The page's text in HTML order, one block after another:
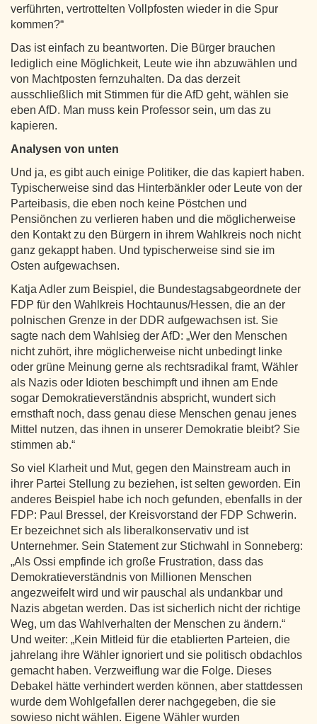
verführten, vertrottelten Vollpfosten wieder in die Spur
kommen?“
Das ist einfach zu beantworten. Die Bürger brauchen
lediglich eine Möglichkeit, Leute wie ihn abzuwählen und
von Machtposten fernzuhalten. Da das derzeit
ausschließlich mit Stimmen für die AfD geht, wählen sie
eben AfD. Man muss kein Professor sein, um das zu
kapieren.
Analysen von unten
Und ja, es gibt auch einige Politiker, die das kapiert haben.
Typischerweise sind das Hinterbänkler oder Leute von der
Parteibasis, die eben noch keine Pöstchen und
Pensiönchen zu verlieren haben und die möglicherweise
den Kontakt zu den Bürgern in ihrem Wahlkreis noch nicht
ganz gekappt haben. Und typischerweise sind sie im
Osten aufgewachsen.
Katja Adler zum Beispiel, die Bundestagsabgeordnete der
FDP für den Wahlkreis Hochtaunus/Hessen, die an der
polnischen Grenze in der DDR aufgewachsen ist. Sie
sagte nach dem Wahlsieg der AfD: „Wer den Menschen
nicht zuhört, ihre möglicherweise nicht unbedingt linke
oder grüne Meinung gerne als rechtsradikal framt, Wähler
als Nazis oder Idioten beschimpft und ihnen am Ende
sogar Demokratieverständnis abspricht, wundert sich
ernsthaft noch, dass genau diese Menschen genau jenes
Mittel nutzen, das ihnen in unserer Demokratie bleibt? Sie
stimmen ab.“
So viel Klarheit und Mut, gegen den Mainstream auch in
ihrer Partei Stellung zu beziehen, ist selten geworden. Ein
anderes Beispiel habe ich noch gefunden, ebenfalls in der
FDP: Paul Bressel, der Kreisvorstand der FDP Schwerin.
Er bezeichnet sich als liberalkonservativ und ist
Unternehmer. Sein Statement zur Stichwahl in Sonneberg:
„Als Ossi empfinde ich große Frustration, dass das
Demokratieverständnis von Millionen Menschen
angezweifelt wird und wir pauschal als undankbar und
Nazis abgetan werden. Das ist sicherlich nicht der richtige
Weg, um das Wahlverhalten der Menschen zu ändern.“
Und weiter: „Kein Mitleid für die etablierten Parteien, die
jahrelang ihre Wähler ignoriert und sie politisch obdachlos
gemacht haben. Verzweiflung war die Folge. Dieses
Debakel hätte verhindert werden können, aber stattdessen
wurde dem Wohlgefallen derer nachgegeben, die sie
sowieso nicht wählen. Eigene Wähler wurden